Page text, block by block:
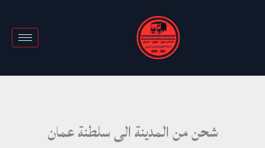
شحن من المدينة الى سلطنة عمان